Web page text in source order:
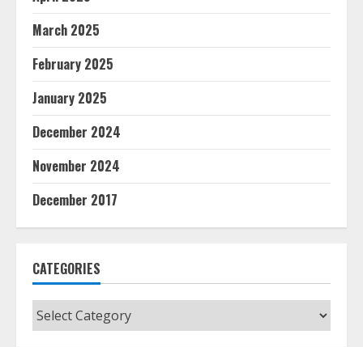
March 2025
February 2025
January 2025
December 2024
November 2024
December 2017
CATEGORIES
Categories